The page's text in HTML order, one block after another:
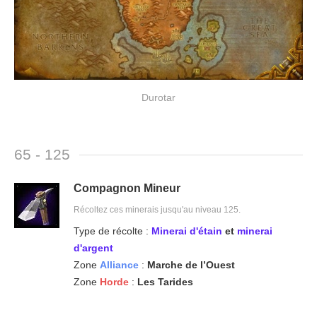
Durotar
65 - 125
Compagnon Mineur
Récoltez ces minerais jusqu'au niveau 125.
Type de récolte : Minerai d'étain et minerai
d'argent
Zone Alliance : Marche de l’Ouest
Zone Horde : Les Tarides